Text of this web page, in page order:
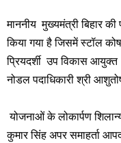
माननीय मुख्यमंत्री बिहार
किया गया है जिसमें स्टॉल
प्रियदर्शी उप विकास
नोडल पदाधिकारी श्री
योजनाओं के लोकार्पण
कुमार सिंह अपर समाहर्ता